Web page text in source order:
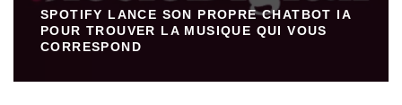
SPOTIFY LANCE SON PROPRE CHATBOT IA
POUR TROUVER LA MUSIQUE QUI VOUS
CORRESPOND